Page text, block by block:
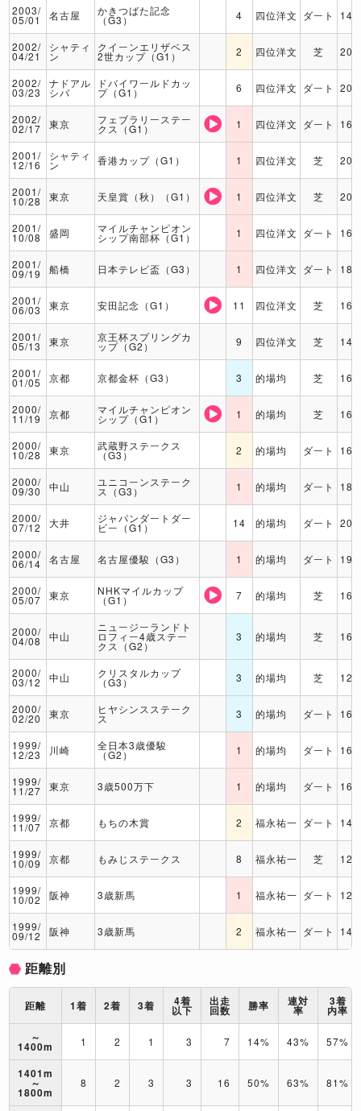
2003/
05/01 名古屋 かきつばた記念
（G3） 4 四位洋文 ダート
2002/
04/21
シャティ
ン
クイーンエリザベス
2世カップ（G1） 2 四位洋文 芝
2002/
03/23
ナドアル
シバ
ドバイワールドカッ
プ（G1） 6 四位洋文 ダート
2002/
02/17 東京 フェブラリーステー
クス（G1） 1 四位洋文 ダート
2001/
12/16
シャティ
ン 香港カップ（G1） 1 四位洋文 芝
2001/
10/28 東京 天皇賞（秋）（G1） 1 四位洋文 芝
2001/
10/08 盛岡 マイルチャンピオン
シップ南部杯（G1） 1 四位洋文 ダート
2001/
09/19 船橋 日本テレビ盃（G3） 1 四位洋文 ダート
2001/
06/03 東京 安田記念（G1） 11 四位洋文 芝
2001/
05/13 東京 京王杯スプリングカ
ップ（G2） 9 四位洋文 芝
2001/
01/05 京都 京都金杯（G3） 3 的場均 芝
2000/
11/19 京都 マイルチャンピオン
シップ（G1） 1 的場均 芝
2000/
10/28 東京 武蔵野ステークス
（G3） 2 的場均 ダート
2000/
09/30 中山 ユニコーンステーク
ス（G3） 1 的場均 ダート
2000/
07/12 大井 ジャパンダートダー
ビー（G1） 14 的場均 ダート
2000/
06/14 名古屋 名古屋優駿（G3） 1 的場均 ダート
2000/
05/07 東京 NHKマイルカップ
（G1） 7 的場均 芝
2000/
04/08 中山
ニュージーランドト
ロフィー4歳ステー
クス（G2）
3 的場均 芝
2000/
03/12 中山 クリスタルカップ
（G3） 3 的場均 芝
2000/
02/20 東京 ヒヤシンスステーク
ス 3 的場均 ダート
1999/
12/23 川崎 全日本3歳優駿
（G2） 1 的場均 ダート
1999/
11/27 東京 3歳500万下 1 的場均 ダート
1999/
11/07 京都 もちの木賞 2 福永祐一 ダート
1999/
10/09 京都 もみじステークス 8 福永祐一 芝
1999/
10/02 阪神 3歳新馬 1 福永祐一 ダート
1999/
09/12 阪神 3歳新馬 2 福永祐一 ダート
距離別
距離 1着 2着 3着 4着
以下
出走
回数 勝率 連対
率
3着
内率
～
1400m 1 2 1 3 7 14% 43% 57%
1401m
～
1800m
8 2 3 3 16 50% 63% 81%